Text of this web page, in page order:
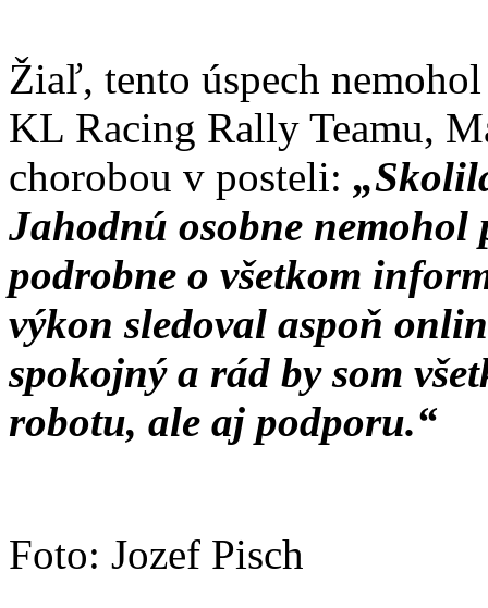
Žiaľ, tento úspech
KL Racing Rally Teamu,
chorobou v posteli:
Jahodnú osobne
podrobne o všetkom
výkon sledoval aspoň
spokojný a rád by som
robotu, ale aj podporu.“
Foto: Jozef Pisch